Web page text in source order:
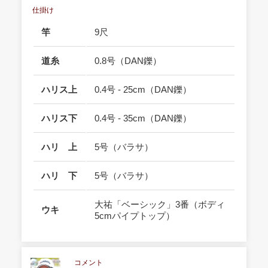
仕掛け
竿 9尺
道糸 0.8号（DAN鑠）
ハリス上 0.4号 - 25cm（DAN鑠）
ハリス下 0.4号 - 35cm（DAN鑠）
ハリ 上 5号（バラサ）
ハリ 下 5号（バラサ）
ウキ
大祐「ベーシック」3番（ボディ
5cmパイプトップ）
コメント